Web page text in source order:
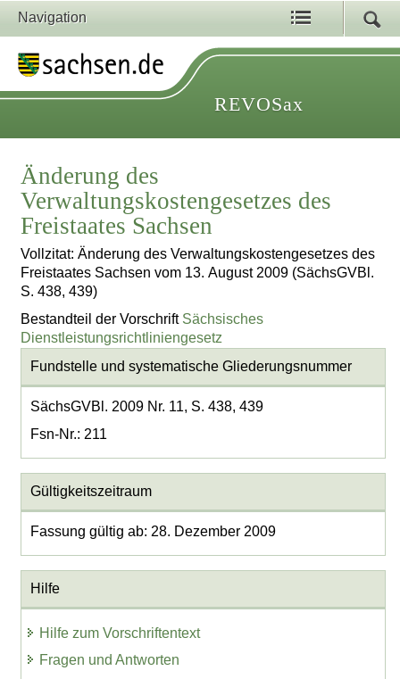
Navigation
REVOSax
Änderung des
Verwaltungskostengesetzes des
Freistaates Sachsen
Vollzitat: Änderung des Verwaltungskostengesetzes des
Freistaates Sachsen vom 13. August 2009 (SächsGVBl.
S. 438, 439)
Bestandteil der Vorschrift Sächsisches
Dienstleistungsrichtliniengesetz
Fundstelle und systematische Gliederungsnummer
SächsGVBl. 2009 Nr. 11, S. 438, 439
Fsn-Nr.: 211
Gültigkeitszeitraum
Fassung gültig ab: 28. Dezember 2009
Hilfe
Hilfe zum Vorschriftentext
Fragen und Antworten